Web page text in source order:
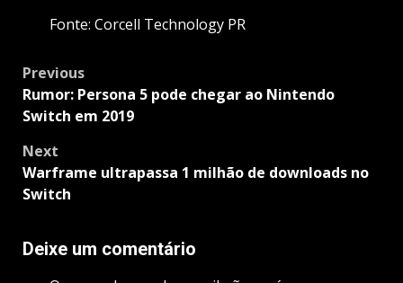
Fonte: Corcell Technology PR
Post
navigation
Previous
Rumor: Persona 5 pode chegar ao Nintendo
Switch em 2019
Next
Warframe ultrapassa 1 milhão de downloads no
Switch
Deixe um comentário